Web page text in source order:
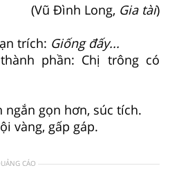
(Vũ Đình Long, Gia tài)
trích: Giống đấy...
phần: Chị trông có
ngắn gọn hơn, súc tích.
vàng, gấp gáp.
CÁO